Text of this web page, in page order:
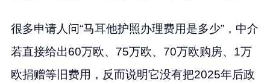
很多申请人问“马耳他护照办理费用是多少”，中介
若直接给出60万欧、75万欧、70万欧购房、1万
欧捐赠等旧费用，反而说明它没有把2025年后政